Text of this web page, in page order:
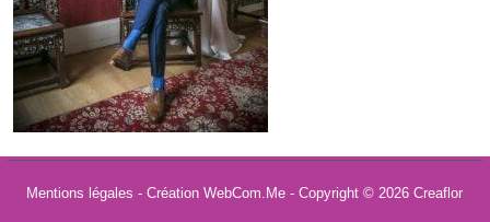
Mentions légales - Création WebCom.Me - Copyright © 2026Creaflor